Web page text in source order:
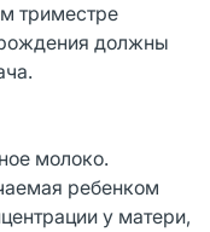
триместре
должны
молоко.
ребенком
у матери,